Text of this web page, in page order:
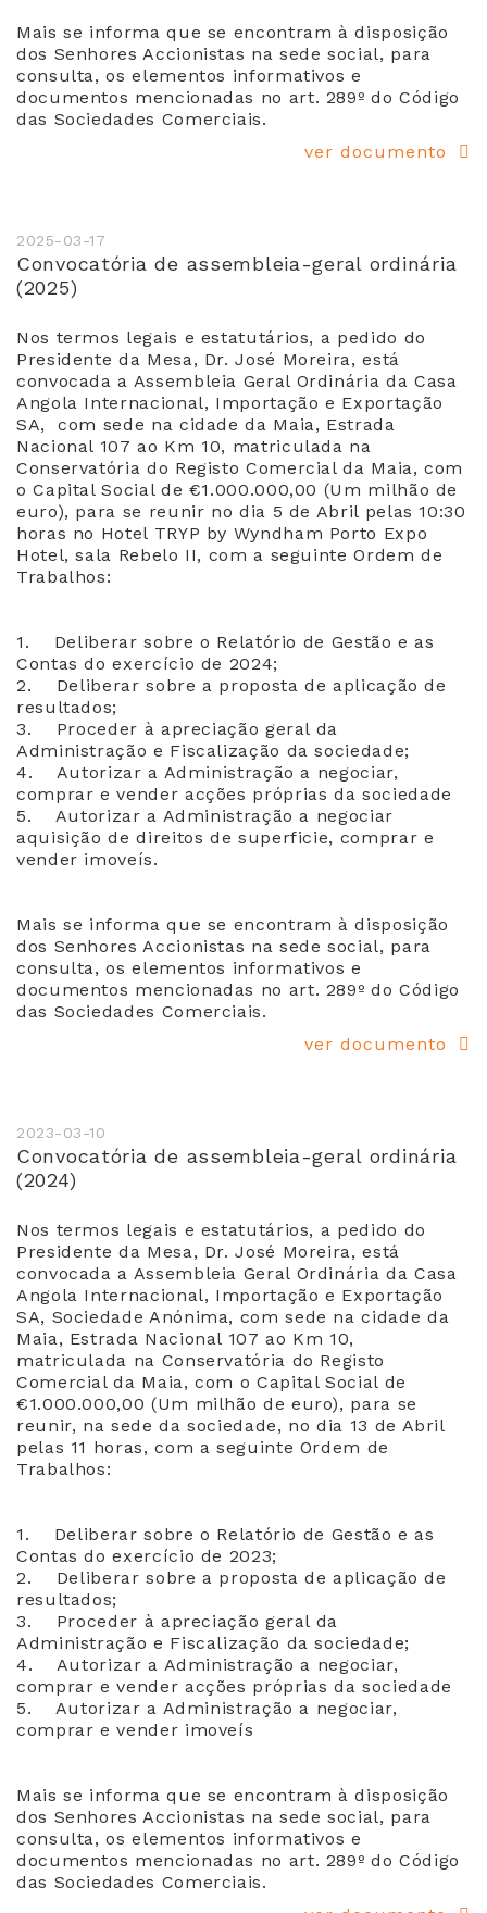
Mais se informa que se encontram à disposição
dos Senhores Accionistas na sede social, para
consulta, os elementos informativos e
documentos mencionadas no art. 289º do Código
das Sociedades Comerciais.
ver documento
2025-03-17
Convocatória de assembleia-geral ordinária
(2025)
Nos termos legais e estatutários, a pedido do
Presidente da Mesa, Dr. José Moreira, está
convocada a Assembleia Geral Ordinária da Casa
Angola Internacional, Importação e Exportação
SA, com sede na cidade da Maia, Estrada
Nacional 107 ao Km 10, matriculada na
Conservatória do Registo Comercial da Maia, com
o Capital Social de €1.000.000,00 (Um milhão de
euro), para se reunir no dia 5 de Abril pelas 10:30
horas no Hotel TRYP by Wyndham Porto Expo
Hotel, sala Rebelo II, com a seguinte Ordem de
Trabalhos:
1. Deliberar sobre o Relatório de Gestão e as
Contas do exercício de 2024;
2. Deliberar sobre a proposta de aplicação de
resultados;
3. Proceder à apreciação geral da
Administração e Fiscalização da sociedade;
4. Autorizar a Administração a negociar,
comprar e vender acções próprias da sociedade
5. Autorizar a Administração a negociar
aquisição de direitos de superficie, comprar e
vender imoveís.
Mais se informa que se encontram à disposição
dos Senhores Accionistas na sede social, para
consulta, os elementos informativos e
documentos mencionadas no art. 289º do Código
das Sociedades Comerciais.
ver documento
2023-03-10
Convocatória de assembleia-geral ordinária
(2024)
Nos termos legais e estatutários, a pedido do
Presidente da Mesa, Dr. José Moreira, está
convocada a Assembleia Geral Ordinária da Casa
Angola Internacional, Importação e Exportação
SA, Sociedade Anónima, com sede na cidade da
Maia, Estrada Nacional 107 ao Km 10,
matriculada na Conservatória do Registo
Comercial da Maia, com o Capital Social de
€1.000.000,00 (Um milhão de euro), para se
reunir, na sede da sociedade, no dia 13 de Abril
pelas 11 horas, com a seguinte Ordem de
Trabalhos:
1. Deliberar sobre o Relatório de Gestão e as
Contas do exercício de 2023;
2. Deliberar sobre a proposta de aplicação de
resultados;
3. Proceder à apreciação geral da
Administração e Fiscalização da sociedade;
4. Autorizar a Administração a negociar,
comprar e vender acções próprias da sociedade
5. Autorizar a Administração a negociar,
comprar e vender imoveís
Mais se informa que se encontram à disposição
dos Senhores Accionistas na sede social, para
consulta, os elementos informativos e
documentos mencionadas no art. 289º do Código
das Sociedades Comerciais.